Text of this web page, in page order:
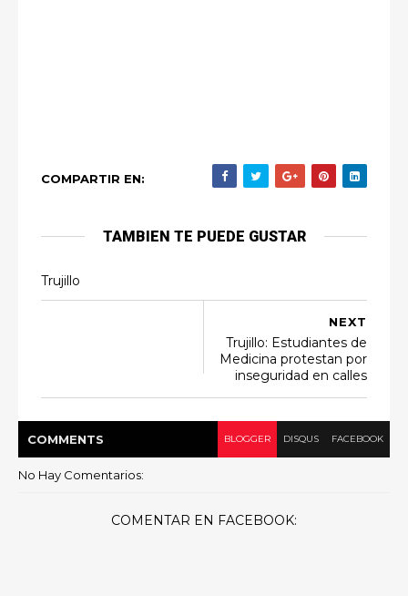
COMPARTIR EN:
TAMBIEN TE PUEDE GUSTAR
Trujillo
NEXT
Trujillo: Estudiantes de
Medicina protestan por
inseguridad en calles
COMMENTS BLOGGER DISQUS FACEBOOK
No Hay Comentarios:
COMENTAR EN FACEBOOK: